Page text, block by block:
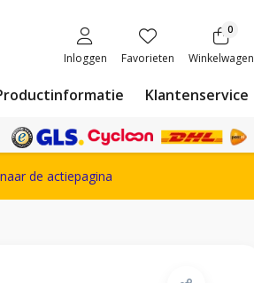
Inloggen Favorieten
0
Winkelwagen
Klantenservice
Snickers Workwear assortiment
de actiepagina